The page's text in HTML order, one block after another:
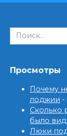
Search
for:
Просмотры
Почему
лоджии -
Сколько
было
Люки